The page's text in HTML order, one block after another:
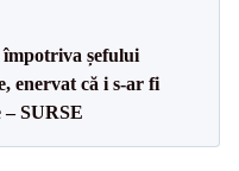
șefului
enervat că i s-ar fi
– SURSE